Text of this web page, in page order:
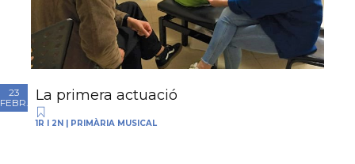
23
FEBR.
La primera actuació
1R I 2N | PRIMÀRIA MUSICAL